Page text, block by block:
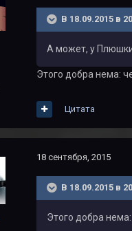
В 18.09.2015 в
А может, у
Этого добра нема:
Цитата
18 сентября, 2015
В 18.09.2015 в
Этого добра